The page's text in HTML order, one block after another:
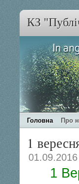
КЗ
Головна Про
1
01.09.2016
1